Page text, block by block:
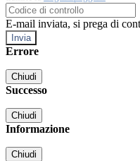
E-mail inviata, si prega di
Errore
Chiudi
Successo
Chiudi
Informazione
Chiudi